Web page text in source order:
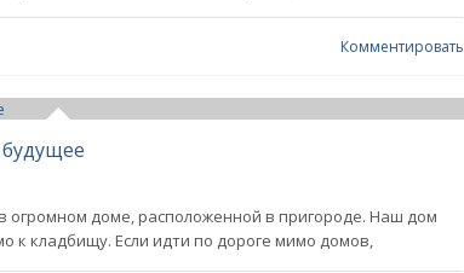
Комментировать
огромном доме, расположенной в пригороде. Наш дом
к кладбищу. Если идти по дороге мимо домов,